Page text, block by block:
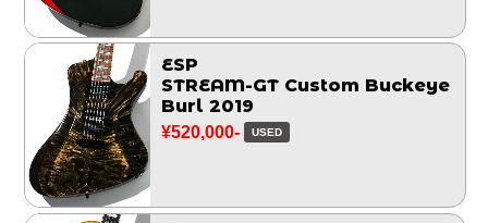
ESP
STREAM-GT Custom Buckeye
Burl 2019
¥520,000- USED